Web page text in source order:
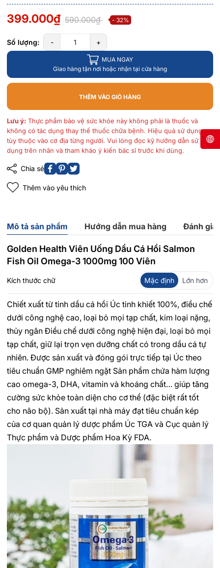
399.000₫ 590.000₫ - 32%
Số lượng: - +
MUA NGAY
Giao hàng tận nơi hoặc nhận tại cửa hàng
THÊM VÀO GIỎ HÀNG
Lưu ý: Thực phẩm bảo vệ sức khỏe này không phải là thuốc và
không có tác dụng thay thế thuốc chữa bệnh. Hiệu quả sử dụng
tùy thuộc vào cơ địa từng người. Vui lòng đọc kỹ hướng dẫn sử
dụng trên nhãn và tham khảo ý kiến bác sĩ trước khi dùng.
Chia sẻ
Thêm vào yêu thích
Mô tả sản phẩm Hướng dẫn mua hàng Đánh giá
Golden Health Viên Uống Dầu Cá Hồi Salmon
Fish Oil Omega-3 1000mg 100 Viên
Kích thước chữ Mặc định Lớn hơn
Chiết xuất từ tinh dầu cá hồi Úc tinh khiết 100%, điều chế
dưới công nghệ cao, loại bỏ mọi tạp chất, kim loại nặng,
thủy ngân Điều chế dưới công nghệ hiện đại, loại bỏ mọi
tạp chất, giữ lại trọn vẹn dưỡng chất có trong dầu cá tự
nhiên. Được sản xuất và đóng gói trực tiếp tại Úc theo
tiêu chuẩn GMP nghiêm ngặt Sản phẩm chứa hàm lượng
cao omega-3, DHA, vitamin và khoáng chất… giúp tăng
cường sức khỏe toàn diện cho cơ thể (đặc biệt rất tốt
cho não bộ). Sản xuất tại nhà máy đạt tiêu chuẩn kép
của cơ quan quản lý dược phẩm Úc TGA và Cục quản lý
Thực phẩm và Dược phẩm Hoa Kỳ FDA.